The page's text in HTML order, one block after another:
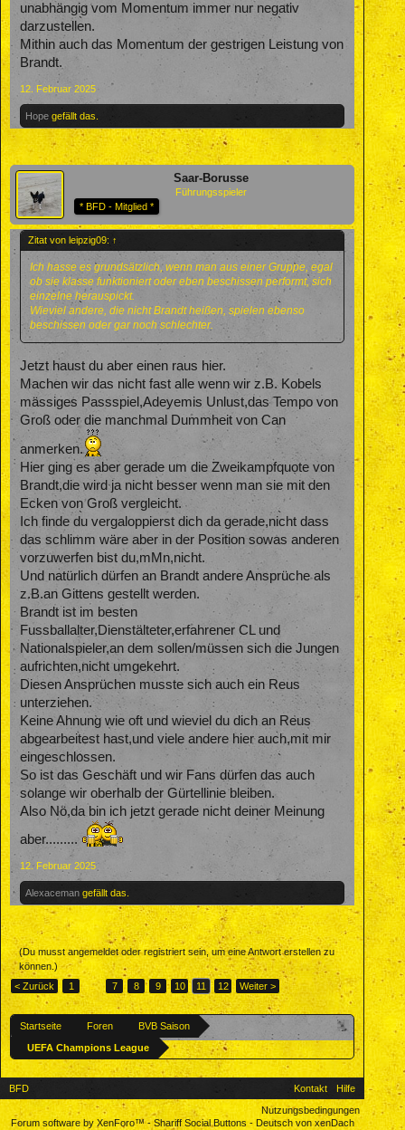
unabhängig vom Momentum immer nur negativ
darzustellen.
Mithin auch das Momentum der gestrigen Leistung von
Brandt.
12. Februar 2025
Hope gefällt das.
Saar-Borusse
Führungsspieler
* BFD - Mitglied *
Zitat von leipzig09: ↑
Ich hasse es grundsätzlich, wenn man aus einer Gruppe, egal
ob sie klasse funktioniert oder eben beschissen performt, sich
einzelne herauspickt.
Wieviel andere, die nicht Brandt heißen, spielen ebenso
beschissen oder gar noch schlechter.
Jetzt haust du aber einen raus hier.
Machen wir das nicht fast alle wenn wir z.B. Kobels
mässiges Passspiel,Adeyemis Unlust,das Tempo von
Groß oder die manchmal Dummheit von Can
anmerken.
Hier ging es aber gerade um die Zweikampfquote von
Brandt,die wird ja nicht besser wenn man sie mit den
Ecken von Groß vergleicht.
Ich finde du vergaloppierst dich da gerade,nicht dass
das schlimm wäre aber in der Position sowas anderen
vorzuwerfen bist du,mMn,nicht.
Und natürlich dürfen an Brandt andere Ansprüche als
z.B.an Gittens gestellt werden.
Brandt ist im besten
Fussballalter,Dienstälteter,erfahrener CL und
Nationalspieler,an dem sollen/müssen sich die Jungen
aufrichten,nicht umgekehrt.
Diesen Ansprüchen musste sich auch ein Reus
unterziehen.
Keine Ahnung wie oft und wieviel du dich an Reus
abgearbeitest hast,und viele andere hier auch,mit mir
eingeschlossen.
So ist das Geschäft und wir Fans dürfen das auch
solange wir oberhalb der Gürtellinie bleiben.
Also Nö,da bin ich jetzt gerade nicht deiner Meinung
aber.........
12. Februar 2025
Alexaceman gefällt das.
(Du musst angemeldet oder registriert sein, um eine Antwort erstellen zu
können.)
< Zurück
1 ← 7 8 9 10 11 12 Weiter >
Startseite Foren
BVB Saison
UEFA Champions League
BFD Kontakt
Hilfe
Nutzungsbedingungen
Forum software by XenForo™-Shariff Social Buttons- Deutsch von xenDach